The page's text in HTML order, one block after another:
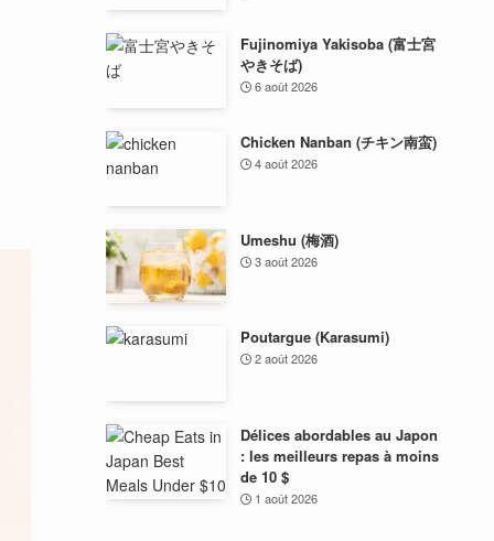
Fujinomiya Yakisoba (富士宮
やきそば)
6 août 2026
Chicken Nanban (チキン南蛮)
4 août 2026
Umeshu (梅酒)
3 août 2026
Poutargue (Karasumi)
2 août 2026
Délices abordables au Japon
: les meilleurs repas à moins
de 10 $
1 août 2026